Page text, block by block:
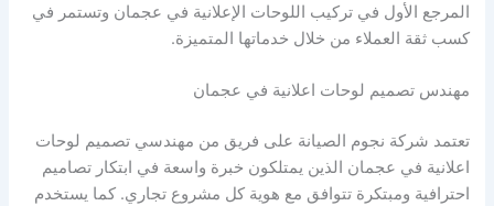
المرجع الأول في تركيب اللوحات الإعلانية في عجمان وتستمر في
كسب ثقة العملاء من خلال خدماتها المتميزة.
مهندس تصميم لوحات اعلانية في عجمان
تعتمد شركة نجوم الصيانة على فريق من مهندسي تصميم لوحات
اعلانية في عجمان الذين يمتلكون خبرة واسعة في ابتكار تصاميم
احترافية ومبتكرة تتوافق مع هوية كل مشروع تجاري. كما يستخدم